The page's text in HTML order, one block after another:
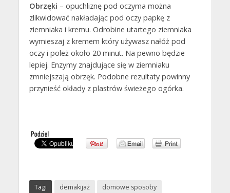
Obrzęki – opuchliznę pod oczyma można
zlikwidować nakładając pod oczy papkę z
ziemniaka i kremu. Odrobine utartego ziemniaka
wymieszaj z kremem który używasz nałóż pod
oczy i poleż około 20 minut. Na pewno będzie
lepiej. Enzymy znajdujące się w ziemniaku
zmniejszają obrzęk. Podobne rezultaty powinny
przynieść okłady z plastrów świeżego ogórka.
Tagi demakijaż
domowe sposoby